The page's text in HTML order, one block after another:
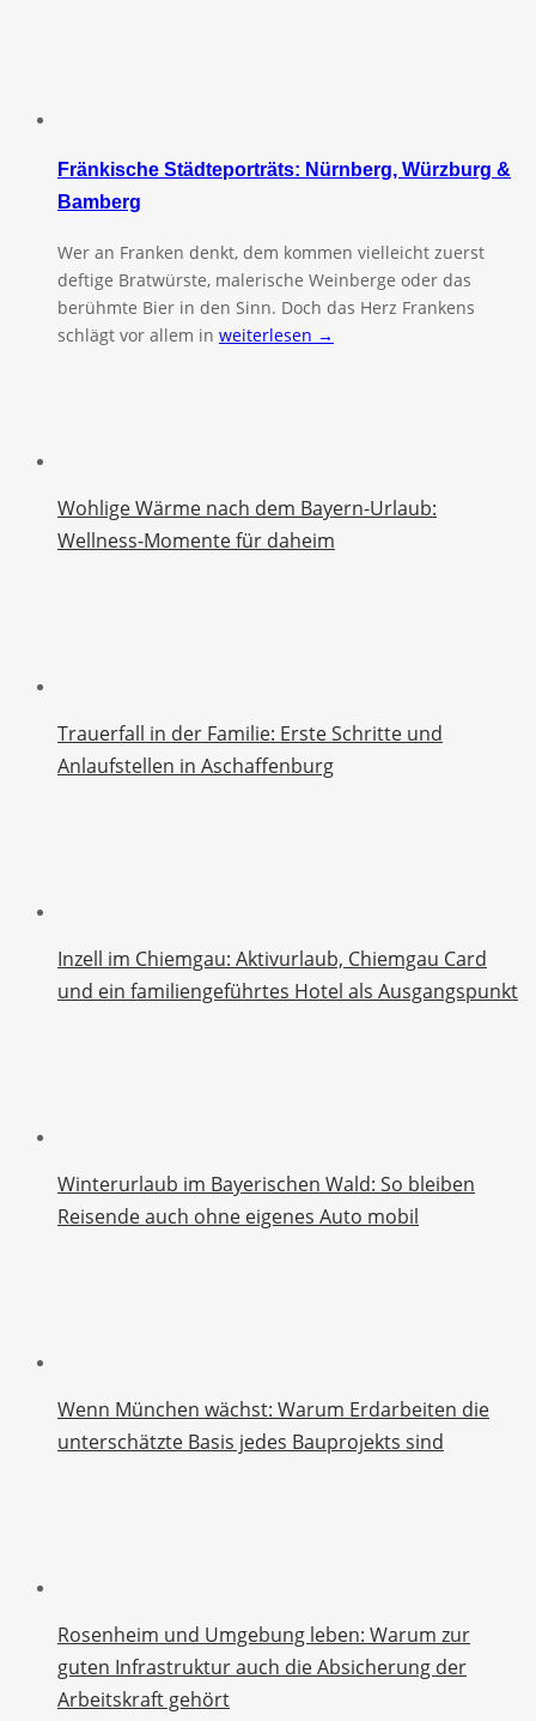
Fränkische Städteporträts: Nürnberg, Würzburg &
Bamberg
Wer an Franken denkt, dem kommen vielleicht zuerst
deftige Bratwürste, malerische Weinberge oder das
berühmte Bier in den Sinn. Doch das Herz Frankens
schlägt vor allem in weiterlesen →
Wohlige Wärme nach dem Bayern-Urlaub:
Wellness-Momente für daheim
Trauerfall in der Familie: Erste Schritte und
Anlaufstellen in Aschaffenburg
Inzell im Chiemgau: Aktivurlaub, Chiemgau Card
und ein familiengeführtes Hotel als Ausgangspunkt
Winterurlaub im Bayerischen Wald: So bleiben
Reisende auch ohne eigenes Auto mobil
Wenn München wächst: Warum Erdarbeiten die
unterschätzte Basis jedes Bauprojekts sind
Rosenheim und Umgebung leben: Warum zur
guten Infrastruktur auch die Absicherung der
Arbeitskraft gehört